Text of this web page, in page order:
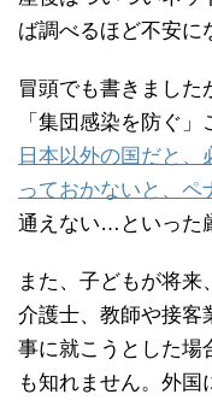
ば調べるほど不安に
冒頭でも書きました
「集団感染を防ぐ」
日本以外の国だと
っておかないと、ペ
通えない…といった
また、子どもが将来
介護士、教師や接客
事に就こうとした場
も知れません。外